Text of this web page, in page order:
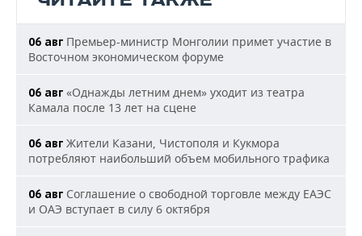
06 авг Премьер-министр Монголии примет участие в
Восточном экономическом форуме
06 авг «Однажды летним днем» уходит из театра
Камала после 13 лет на сцене
06 авг Жители Казани, Чистополя и Кукмора
потребляют наибольший объем мобильного трафика
06 авг Соглашение о свободной торговле между ЕАЭС
и ОАЭ вступает в силу 6 октября